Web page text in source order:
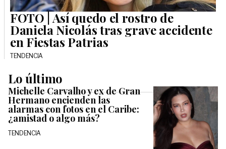
FOTO | Así quedo el rostro de
Daniela Nicolás tras grave accidente
en Fiestas Patrias
TENDENCIA
Lo último
Michelle Carvalho y ex de Gran
Hermano encienden las
alarmas con fotos en el Caribe:
¿amistad o algo más?
TENDENCIA